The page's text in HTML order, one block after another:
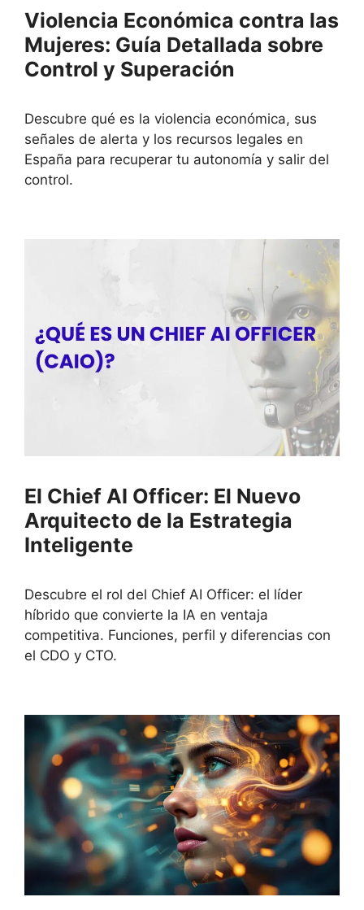
Violencia Económica contra las
Mujeres: Guía Detallada sobre
Control y Superación
Descubre qué es la violencia económica, sus
señales de alerta y los recursos legales en
España para recuperar tu autonomía y salir del
control.
El Chief AI Officer: El Nuevo
Arquitecto de la Estrategia
Inteligente
Descubre el rol del Chief AI Officer: el líder
híbrido que convierte la IA en ventaja
competitiva. Funciones, perfil y diferencias con
el CDO y CTO.